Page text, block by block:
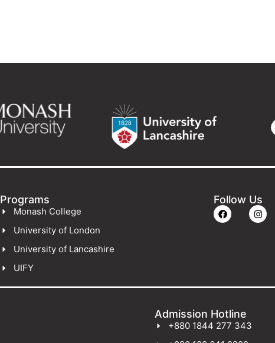
Programs
Monash College
University of London
University of Lancashire
UIFY
Follow Us
Admission Hotline
+880 1844 277 343